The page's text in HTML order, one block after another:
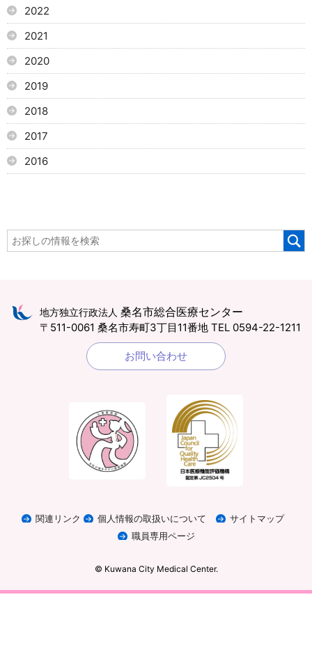
2022
2021
2020
2019
2018
2017
2016
地方独立行政法人 桑名市総合医療センター
〒511-0061 桑名市寿町3丁目11番地 TEL 0594-22-1211
お問い合わせ
関連リンク 個人情報の取扱いについて
サイトマップ
職員専用ページ
© Kuwana City Medical Center.